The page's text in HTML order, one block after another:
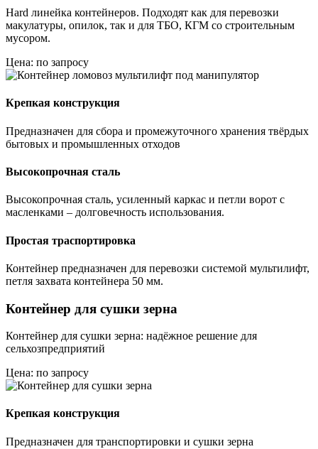
Hard линейка контейнеров. Подходят как для перевозки
макулатуры, опилок, так и для ТБО, КГМ со строительным
мусором.
Цена: по запросу
Крепкая конструкция
Предназначен для сбора и промежуточного хранения твёрдых
бытовых и промышленных отходов
Высокопрочная сталь
Высокопрочная сталь, усиленный каркас и петли ворот с
масленками – долговечность использования.
Простая траспортировка
Контейнер предназначен для перевозки системой мультилифт,
петля захвата контейнера 50 мм.
Контейнер для сушки зерна
Контейнер для сушки зерна: надёжное решение для
сельхозпредприятий
Цена: по запросу
Крепкая конструкция
Предназначен для транспортировки и сушки зерна